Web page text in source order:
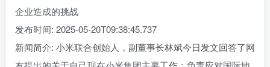
企业造成的挑战
发布时间: 2025-05-20T09:38:45.737
新闻简介: 小米联合创始人，副董事长林斌今日发文回答了网